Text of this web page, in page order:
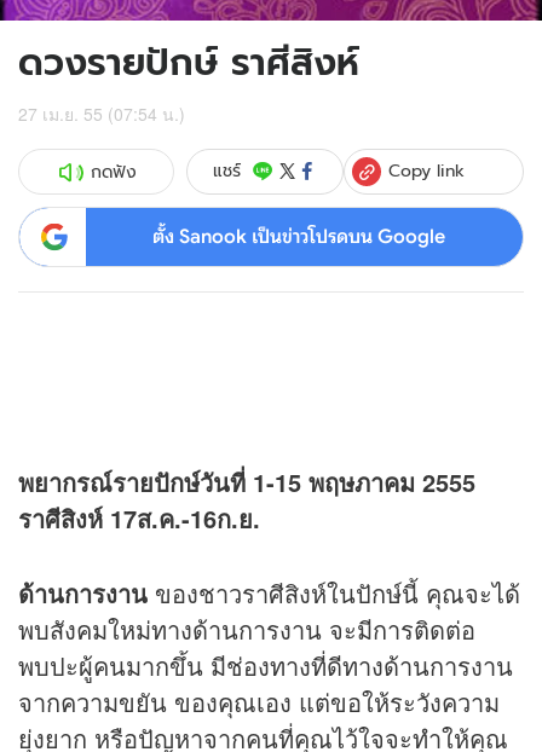
ดวงรายปักษ์ ราศีสิงห์
27 เม.ย. 55 (07:54 น.)
กดฟัง แชร์ Copy link
ตั้ง Sanook เป็นข่าวโปรดบน Google
พยากรณ์รายปักษ์วันที่ 1-15 พฤษภาคม 2555
ราศีสิงห์ 17ส.ค.-16ก.ย.
ด้านการงาน ของชาวราศีสิงห์ในปักษ์นี้ คุณจะได้
พบสังคมใหม่ทางด้านการงาน จะมีการติดต่อ
พบปะผู้คนมากขึ้น มีช่องทางที่ดีทางด้านการงาน
จากความขยัน ของคุณเอง แต่ขอให้ระวังความ
ยุ่งยาก หรือปัญหาจากคนที่คุณไว้ใจจะทำให้คุณ